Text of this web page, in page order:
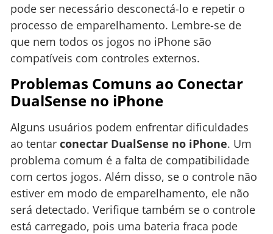
pode ser necessário desconectá-lo e repetir o
processo de emparelhamento. Lembre-se de
que nem todos os jogos no iPhone são
compatíveis com controles externos.
Problemas Comuns ao Conectar
DualSense no iPhone
Alguns usuários podem enfrentar dificuldades
ao tentar conectar DualSense no iPhone. Um
problema comum é a falta de compatibilidade
com certos jogos. Além disso, se o controle não
estiver em modo de emparelhamento, ele não
será detectado. Verifique também se o controle
está carregado, pois uma bateria fraca pode